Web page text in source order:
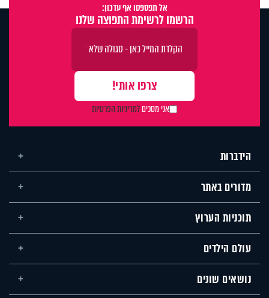
אל תפספסו אף עדכון:
הרשמו לרשימת התפוצה שלנו
אני מסכיםלמדיניות הפרטיות
הידברות
מדורים באתר
תוכניות הערוץ
עולם הילדים
נושאים שונים